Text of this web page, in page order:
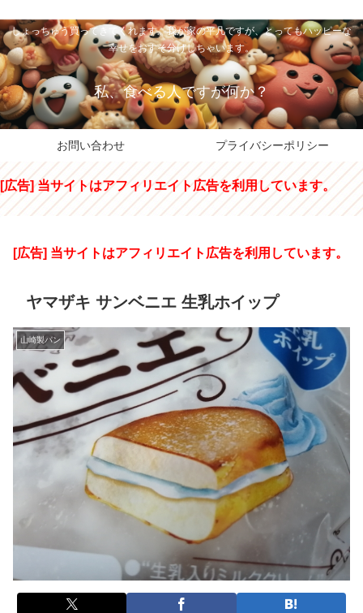
しょっちゅう買ってきてくれます。我が家の平凡ですが、とってもハッピーな
幸せをおすそ分けしちゃいます。
私、食べる人ですが何か？
お問い合わせ プライバシーポリシー
[広告] 当サイトはアフィリエイト広告を利用しています。
[広告] 当サイトはアフィリエイト広告を利用しています。
ヤマザキ サンベニエ 生乳ホイップ
山崎製パン